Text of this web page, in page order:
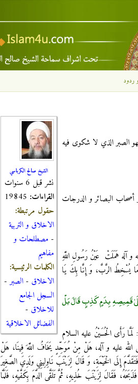
ردود
الشيخ صالح الكرباسي
نشر قبل 6 سنوات
القراءات:
حقول مرتبطة:
الاخلاق و التربية
- مصطلحات و
مفاهيم
الكلمات الرئيسية:
الاخلاق - الصبر-
السجل الجامع
للاخلاق -
الفضائل الاخلاقية
الصبر الذي لا شكوى فيه
أصحاب البصائر و الدرجات
و آله هَمَلَتْ‏ عَيْنُ‏ رَسُولِ‏ اللَّهِ‏
مَا يُسْخِطُ الرَّبَّ، وَ إِنَّا بِكَ يَا
قَمِيصِهِ بِدَمٍ كَذِبٍ قَالَ بَلْ
رَأَى الْحُسَيْنُ عليه السلام
عليه و آله، هَلْ مِنْ مُوَحِّدٍ يَخَافُ اللَّهَ فِينَا، هَلْ
إِلَى الْخَيْمَةِ، وَ قَالَ لِزَيْنَبَ نَاوِلِينِي وَلَدِيَ الصَّغِيرَ
فَقَالَ لِزَيْنَبَ خُذِيهِ، ثُمَّ تَلَقَّى الدَّمَ بِكَفَّيْهِ، فَلَمَّا